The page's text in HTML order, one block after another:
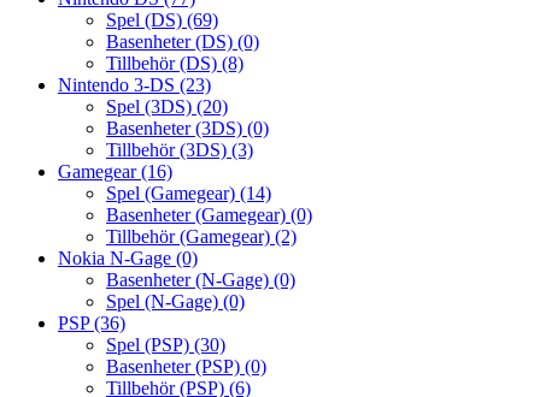
Spel (DS) (69)
Basenheter (DS) (0)
Tillbehör (DS) (8)
Nintendo 3-DS (23)
Spel (3DS) (20)
Basenheter (3DS) (0)
Tillbehör (3DS) (3)
Gamegear(16)
Spel (Gamegear) (14)
Basenheter (Gamegear) (0)
Tillbehör (Gamegear) (2)
Nokia N-Gage (0)
Basenheter (N-Gage) (0)
Spel (N-Gage) (0)
PSP(36)
Spel (PSP) (30)
Basenheter (PSP) (0)
Tillbehör (PSP) (6)